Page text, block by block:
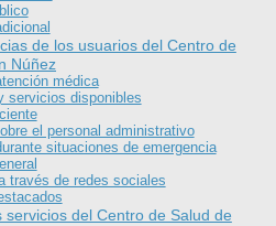
de los usuarios del Centro de
Núñez
médica
servicios disponibles
el personal administrativo
situaciones de emergencia
través de redes sociales
del Centro de Salud de